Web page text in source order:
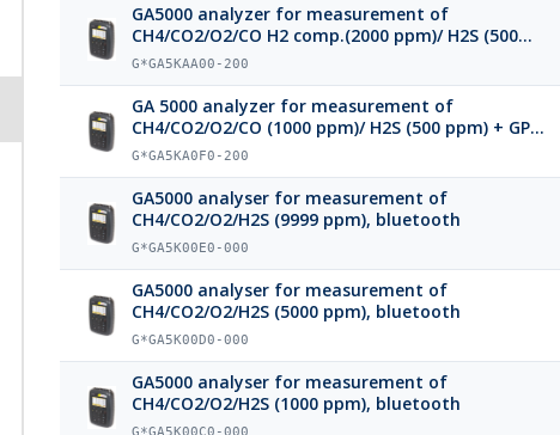
GA5000 analyzer for measurement of
CH4/CO2/O2/CO H2 comp.(2000 ppm)/ H2S (500
ppm) + GPS, bluetooth
G*GA5KAA00-200
GA 5000 analyzer for measurement of
CH4/CO2/O2/CO (1000 ppm)/ H2S (500 ppm) + GPS,
bluetooth
G*GA5KA0F0-200
GA5000 analyser for measurement of
CH4/CO2/O2/H2S (9999 ppm), bluetooth
G*GA5K00E0-000
GA5000 analyser for measurement of
CH4/CO2/O2/H2S (5000 ppm), bluetooth
G*GA5K00D0-000
GA5000 analyser for measurement of
CH4/CO2/O2/H2S (1000 ppm), bluetooth
G*GA5K00C0-000